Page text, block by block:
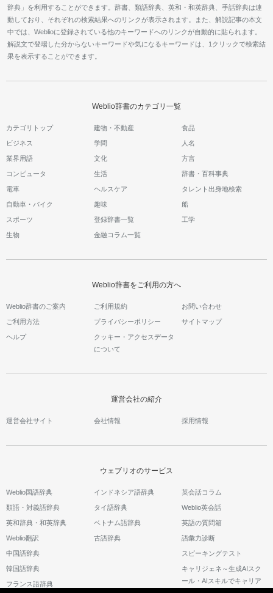
辞典」を利用することができます。辞書、類語辞典、英和・和英辞典、手話辞典は連
動しており、それぞれの検索結果へのリンクが表示されます。また、解説記事の本文
中では、Weblioに登録されている他のキーワードへのリンクが自動的に貼られます。
解説文で登場した分からないキーワードや気になるキーワードは、1クリックで検索結
果を表示することができます。
Weblio辞書のカテゴリ一覧
カテゴリトップ 建物・不動産 食品
ビジネス 学問 人名
業界用語 文化 方言
コンピュータ 生活 辞書・百科事典
電車 ヘルスケア タレント出身地検索
自動車・バイク 趣味 船
スポーツ 登録辞書一覧 工学
生物 金融コラム一覧
Weblio辞書をご利用の方へ
Weblio辞書のご案内 ご利用規約 お問い合わせ
ご利用方法 プライバシーポリシー サイトマップ
ヘルプ
クッキー・アクセスデータ
について
運営会社の紹介
運営会社サイト 会社情報 採用情報
ウェブリオのサービス
Weblio国語辞典
類語・対義語辞典
英和辞典・和英辞典
Weblio翻訳
中国語辞典
韓国語辞典
フランス語辞典
インドネシア語辞典
タイ語辞典
ベトナム語辞典
古語辞典
英会話コラム
Weblio英会話
英語の質問箱
語彙力診断
スピーキングテスト
キャリジェネ～生成AIスク
ール・AIスキルでキャリア